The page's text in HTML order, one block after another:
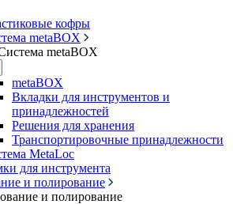
кофры
metaBOX
metaBOX
metaBOX
Вкладки для инструментов и
принадлежностей
Решения для хранения
Транспортировочные принадлежности
MetaLoc
для инструмента
и полирование
и полирование